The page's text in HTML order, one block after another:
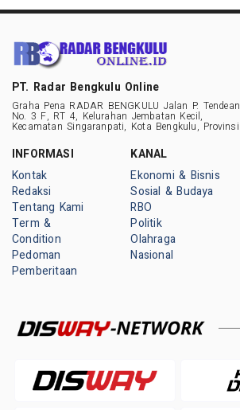
PT. Radar Bengkulu Online
Graha Pena RADAR BENGKULU Jalan P. Tendean
No. 3 F, RT 4, Kelurahan Jembatan Kecil,
Kecamatan Singaranpati, Kota Bengkulu, Provinsi
INFORMASI
Kontak
Redaksi
Tentang Kami
Term &
Condition
Pedoman
Pemberitaan
KANAL
Ekonomi & Bisnis
Sosial & Budaya
RBO
Politik
Olahraga
Nasional